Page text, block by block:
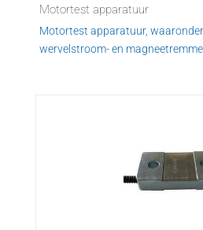
Motortest apparatuur
Motortest apparatuur,
wervelstroom- en